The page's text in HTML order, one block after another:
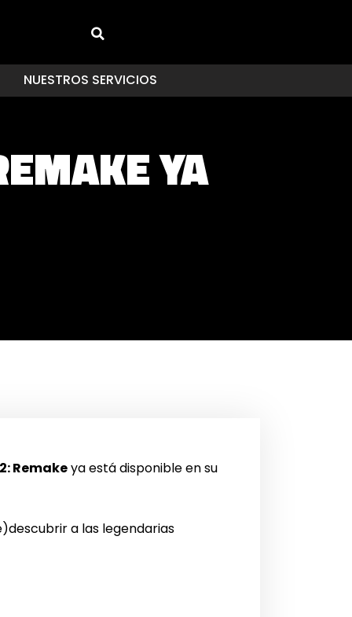
NUESTROS SERVICIOS
YA
Remakeya está disponible en su
a las legendarias